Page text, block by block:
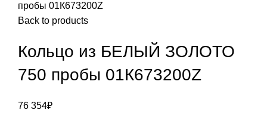
пробы 01К673200Z
Back to products
Кольцо из БЕЛЫЙ ЗОЛОТО
750 пробы 01К673200Z
76 354₽